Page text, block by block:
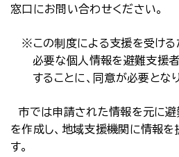
窓口にお問い合わせください。
※この制度による支援を受ける
必要な個人情報を避難支援
することに、同意が必要となり
市では申請された情報を元に
を作成し、地域支援機関に情報を
す。